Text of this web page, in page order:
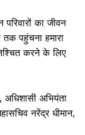
का जीवन
पहुंचना हमारा
करने के लिए
अधिशासी अभियंता
नरेंद्र धीमान,